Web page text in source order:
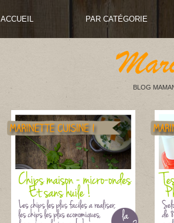
ACCUEIL PAR CATÉGORIE
BLOG